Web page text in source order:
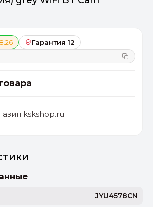
Гарантия 12
kskshop.ru
JYU4578CN